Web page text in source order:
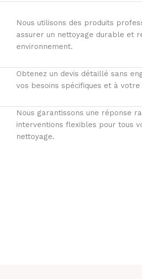
Nous utilisons des produits
assurer un nettoyage durable et
environnement.
Obtenez un devis détaillé sans
vos besoins spécifiques et à votre
Nous garantissons une réponse
interventions flexibles pour tous
nettoyage.